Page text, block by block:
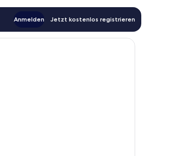
Anmelden Jetzt kostenlos registrieren